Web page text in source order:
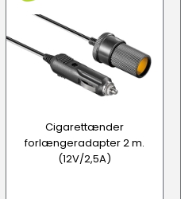
Cigarettænder
forlængeradapter 2 m.
(12V/2,5A)